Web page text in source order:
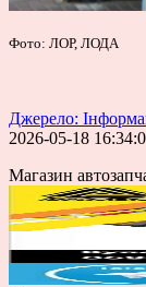
Фото: ЛОР, ЛОДА
Джерело:
2026-05-18
Магазин